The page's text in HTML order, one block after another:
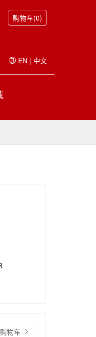
购物车(0)
EN | 中文
物车